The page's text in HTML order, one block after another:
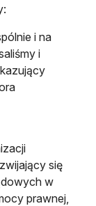
i na
i
się
w
prawnej,